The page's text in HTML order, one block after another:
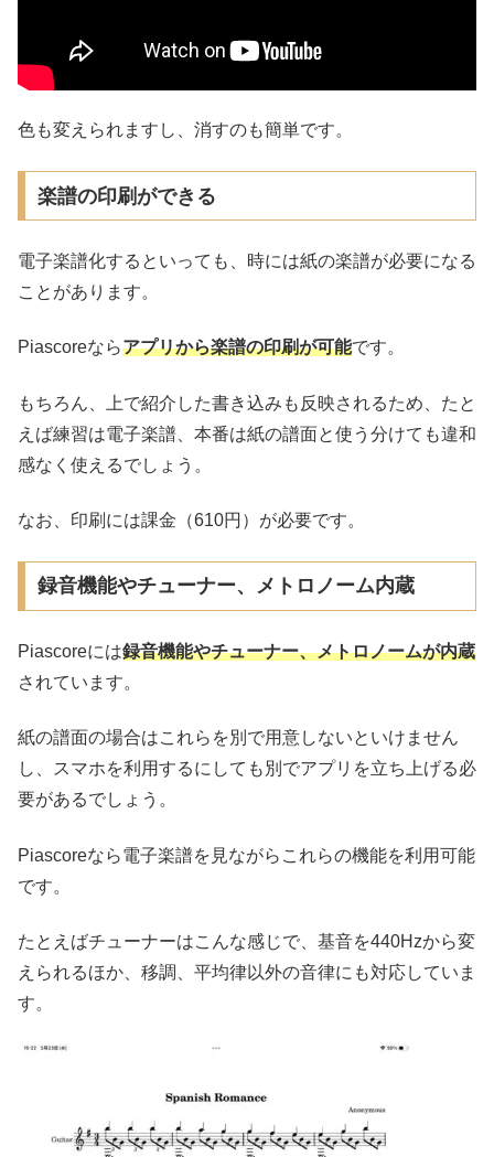
色も変えられますし、消すのも簡単です。
楽譜の印刷ができる
電子楽譜化するといっても、時には紙の楽譜が必要になる
ことがあります。
Piascoreならアプリから楽譜の印刷が可能です。
もちろん、上で紹介した書き込みも反映されるため、たと
えば練習は電子楽譜、本番は紙の譜面と使う分けても違和
感なく使えるでしょう。
なお、印刷には課金（610円）が必要です。
録音機能やチューナー、メトロノーム内蔵
Piascoreには録音機能やチューナー、メトロノームが内蔵
されています。
紙の譜面の場合はこれらを別で用意しないといけません
し、スマホを利用するにしても別でアプリを立ち上げる必
要があるでしょう。
Piascoreなら電子楽譜を見ながらこれらの機能を利用可能
です。
たとえばチューナーはこんな感じで、基音を440Hzから変
えられるほか、移調、平均律以外の音律にも対応していま
す。